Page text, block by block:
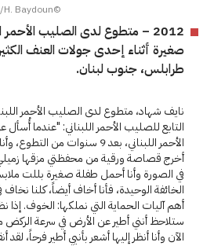
©Lebanese Red Cross Society/H. Baydoun
2012 – متطوع لدى الصليب
صغيرة أثناء إحدى جولات العنف
طرابلس، جنوب لبنان.
نايف شهاد، متطوع لدى الصليب الأحمر
التابع للصليب الأحمر اللبناني: "عندما
الأحمر اللبناني، بعد 9 سنوات
أخرج قصاصة ورقية من محفظتي مزقها
في الصورة وأنا أحمل طفلة صغيرة بللت
الخائفة الوحيدة، فأنا أخاف أيضاً، كلنا
أهم آليات الحماية التي نملكها: الخوف. إذا
ستلاحظ أنني أطير عن الأرض في سرعة
الآن وأنا أنظر إليها أشعر بأنيي أطير فرحاً،